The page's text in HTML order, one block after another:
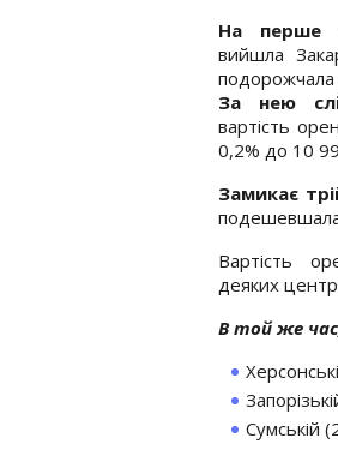
На перше
вийшла
За нею
вартість
0,2% до 10
Замикає
Вартість
деяких
В той же
Сумській